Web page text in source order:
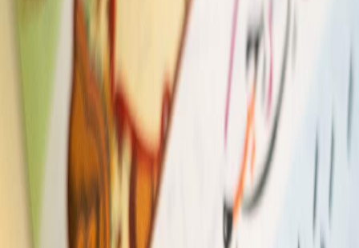
Sejarah
Iqtishodia
Sastra
Literasi Umat